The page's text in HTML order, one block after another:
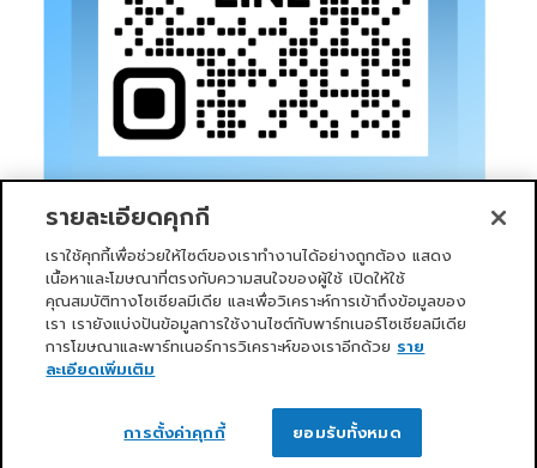
หน้าแรก บริการของเรา ข่าวสารและกิจกรรม PRIMO CLUB
เกี่ยวกับเรา นักลงทุนสัมพันธ์
Copyright 2026 ©
Primo Service Solution Company
Limited
รายละเอียดคุกกี้
เราใช้คุกกี้เพื่อช่วยให้ไซต์ของเราทำงานได้อย่างถูกต้อง แสดง
เนื้อหาและโฆษณาที่ตรงกับความสนใจของผู้ใช้ เปิดให้ใช้
คุณสมบัติทางโซเชียลมีเดีย และเพื่อวิเคราะห์การเข้าถึงข้อมูลของ
เรา เรายังแบ่งปันข้อมูลการใช้งานไซต์กับพาร์ทเนอร์โซเชียลมีเดีย
การโฆษณาและพาร์ทเนอร์การวิเคราะห์ของเราอีกด้วย ราย
ละเอียดเพิ่มเติม
การตั้งค่าคุกกี้ ยอมรับทั้งหมด
ติดต่อเรา